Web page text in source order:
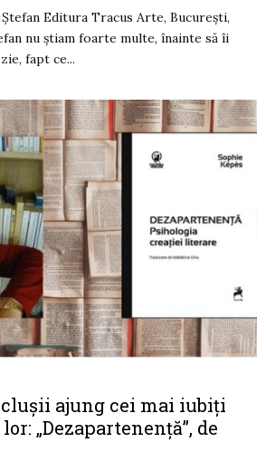
Editura Tracus Arte, București,
nu știam foarte multe, înainte să îi
fapt ce...
ajung cei mai iubiți
„Dezapartenență”, de